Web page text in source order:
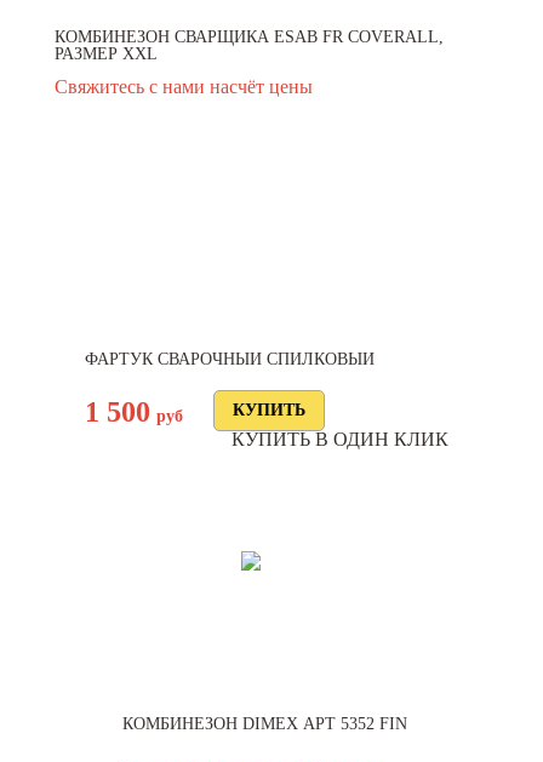
КОМБИНЕЗОН СВАРЩИКА ESAB FR COVERALL,
РАЗМЕР ХХL
Свяжитесь с нами насчёт цены
ФАРТУК СВАРОЧНЫЙ СПИЛКОВЫЙ
1 500 руб
КУПИТЬ В ОДИН КЛИК
КОМБИНЕЗОН DIMEX АРТ 5352 FIN